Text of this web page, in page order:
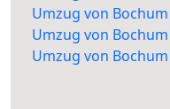
Umzug von
Umzug von
Umzug von